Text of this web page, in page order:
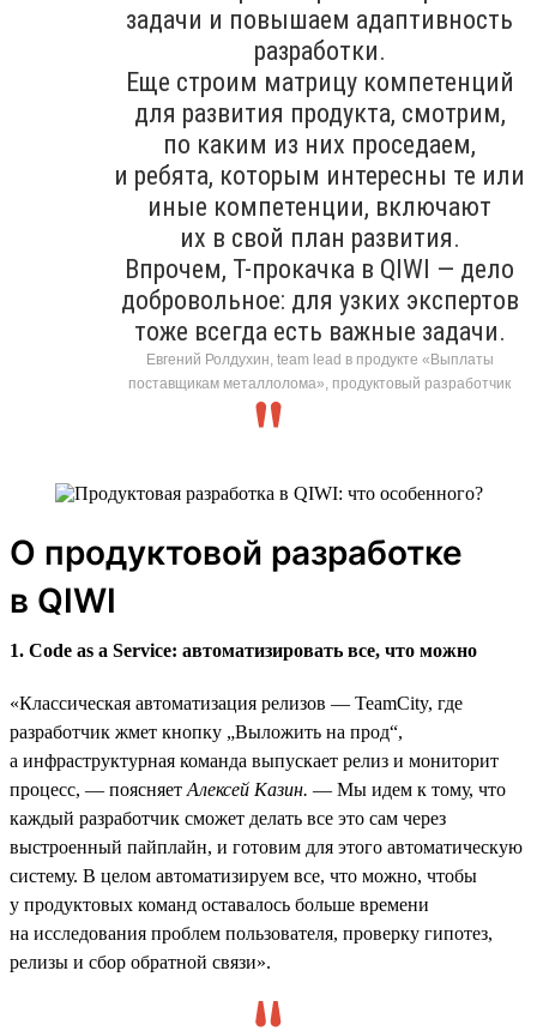
задачи и повышаем адаптивность
разработки.
Еще строим матрицу компетенций
для развития продукта, смотрим,
по каким из них проседаем,
и ребята, которым интересны те или
иные компетенции, включают
их в свой план развития.
Впрочем, T-прокачка в QIWI — дело
добровольное: для узких экспертов
тоже всегда есть важные задачи.
Евгений Ролдухин, team lead в продукте «Выплаты
поставщикам металлолома», продуктовый разработчик
О продуктовой разработке
в QIWI
1. Code as a Service: автоматизировать все, что можно
«Классическая автоматизация релизов — TeamCity, где
разработчик жмет кнопку „Выложить на прод“,
а инфраструктурная команда выпускает релиз и мониторит
процесс, — поясняет Алексей Казин. — Мы идем к тому, что
каждый разработчик сможет делать все это сам через
выстроенный пайплайн, и готовим для этого автоматическую
систему. В целом автоматизируем все, что можно, чтобы
у продуктовых команд оставалось больше времени
на исследования проблем пользователя, проверку гипотез,
релизы и сбор обратной связи».